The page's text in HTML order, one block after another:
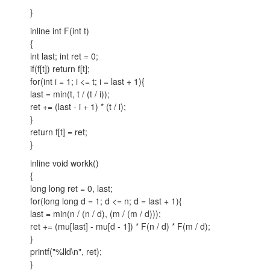
}
inline int F(int t)
{
int last; int ret = 0;
if(f[t]) return f[t];
for(int i = 1; i <= t; i = last + 1){
last = min(t, t / (t / i));
ret += (last - i + 1) * (t / i);
}
return f[t] = ret;
}
inline void workk()
{
long long ret = 0, last;
for(long long d = 1; d <= n; d = last + 1){
last = min(n / (n / d), (m / (m / d)));
ret += (mu[last] - mu[d - 1]) * F(n / d) * F(m / d);
}
printf("%lld\n", ret);
}